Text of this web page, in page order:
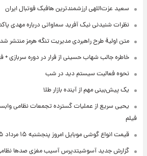
سعید عزت‌اللهی ارزشمندترین هافبک فوتبال ایران
نظرات شنیدنی نیک آفرید سماواتی درباره مهدی
متن اولیۀ طرح راهبردی مدیریت تنگه هرمز منتشر شد
خاطره جالب شهاب حسینی از فرار در دوره سربازی +
نحوه فعالیت سیستم دید در شب
یک پیش‌بینی مهم از آینده بازار طلا
یحیی سریع از عملیات گسترده تجمعات نظامی
فیلم
قیمت انواع گوشی موبایل امروز پنجشنبه ۱۵ مرداد ۱۴۰۵ + جدول
گزارش جدید آسوشیتدپرس آسیب مغزی صدها